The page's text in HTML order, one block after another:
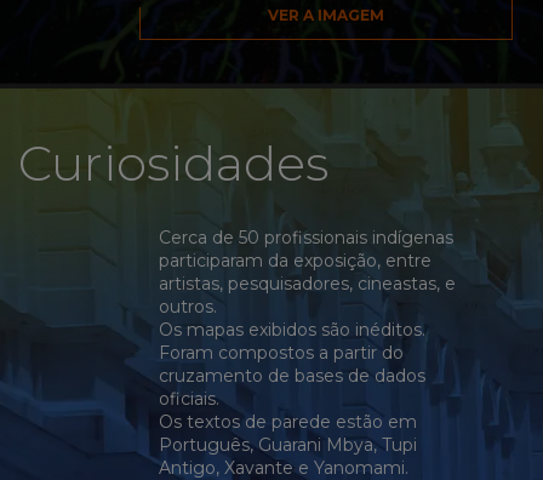
VER A IMAGEM
Curiosidades
Cerca de 50 profissionais indígenas
participaram da exposição, entre
artistas, pesquisadores, cineastas, e
outros.
Os mapas exibidos são inéditos.
Foram compostos a partir do
cruzamento de bases de dados
oficiais.
Os textos de parede estão em
Português, Guarani Mbya, Tupi
Antigo, Xavante e Yanomami.